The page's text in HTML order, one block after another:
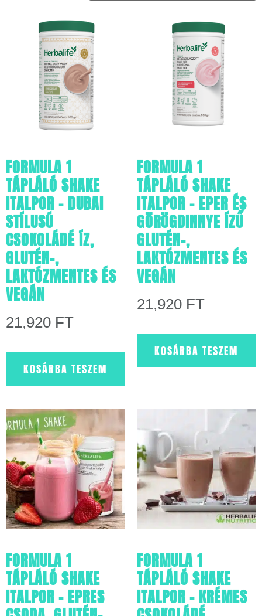
FORMULA 1
TÁPLÁLÓ SHAKE
ITALPOR – DUBAI
STÍLUSÚ
CSOKOLÁDÉ ÍZ,
GLUTÉN-,
LAKTÓZMENTES ÉS
VEGÁN
21,920 FT
KOSÁRBA TESZEM
FORMULA 1
TÁPLÁLÓ SHAKE
ITALPOR – EPER ÉS
GÖRÖGDINNYE ÍZŰ
GLUTÉN-,
LAKTÓZMENTES ÉS
VEGÁN
21,920 FT
KOSÁRBA TESZEM
FORMULA 1
TÁPLÁLÓ SHAKE
ITALPOR – EPRES
FORMULA 1
TÁPLÁLÓ SHAKE
ITALPOR – KRÉMES